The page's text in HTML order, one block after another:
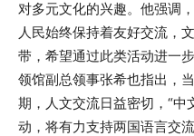
对多元文化的兴趣。他强调
人民始终保持着友好交流，
带，希望通过此类活动进一
领馆副总领事张希也指出，
期，人文交流日益密切，“中
动，将有力支持两国语言交